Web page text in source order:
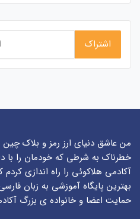
من عاشق دنیای ارز رمز و بلاک
خطرناک به شرطی که خودمان را با
آکادمی هلاکوئی را راه اندازی
بهترین پایگاه آموزشی به زبان
حمایت اعضا و خانواده ی بزرگ